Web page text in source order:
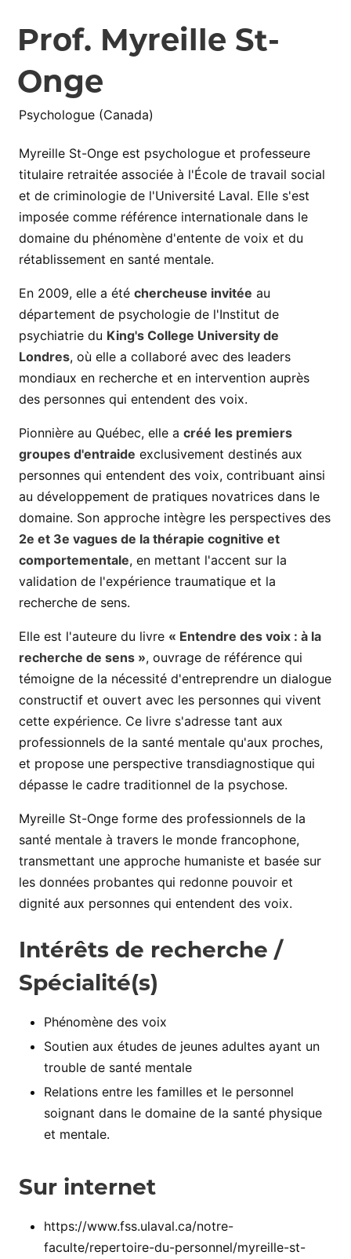
Prof. Myreille St-
Onge
Psychologue (Canada)
Myreille St-Onge est psychologue et professeure
titulaire retraitée associée à l'École de travail social
et de criminologie de l'Université Laval. Elle s'est
imposée comme référence internationale dans le
domaine du phénomène d'entente de voix et du
rétablissement en santé mentale.
En 2009, elle a été chercheuse invitée au
département de psychologie de l'Institut de
psychiatrie du King's College University de
Londres, où elle a collaboré avec des leaders
mondiaux en recherche et en intervention auprès
des personnes qui entendent des voix.
Pionnière au Québec, elle a créé les premiers
groupes d'entraide exclusivement destinés aux
personnes qui entendent des voix, contribuant ainsi
au développement de pratiques novatrices dans le
domaine. Son approche intègre les perspectives des
2e et 3e vagues de la thérapie cognitive et
comportementale, en mettant l'accent sur la
validation de l'expérience traumatique et la
recherche de sens.
Elle est l'auteure du livre « Entendre des voix : à la
recherche de sens », ouvrage de référence qui
témoigne de la nécessité d'entreprendre un dialogue
constructif et ouvert avec les personnes qui vivent
cette expérience. Ce livre s'adresse tant aux
professionnels de la santé mentale qu'aux proches,
et propose une perspective transdiagnostique qui
dépasse le cadre traditionnel de la psychose.
Myreille St-Onge forme des professionnels de la
santé mentale à travers le monde francophone,
transmettant une approche humaniste et basée sur
les données probantes qui redonne pouvoir et
dignité aux personnes qui entendent des voix.
Intérêts de recherche /
Spécialité(s)
Phénomène des voix
Soutien aux études de jeunes adultes ayant un
trouble de santé mentale
Relations entre les familles et le personnel
soignant dans le domaine de la santé physique
et mentale.
Sur internet
https://www.fss.ulaval.ca/notre-
faculte/repertoire-du-personnel/myreille-st-